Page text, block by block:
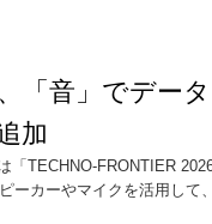
「音」でデー
加
「TECHNO-FRONTIER
ーカーやマイクを活用し